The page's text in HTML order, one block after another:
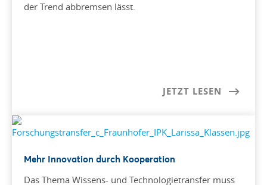
der Trend abbremsen lässt.
JETZT LESEN
Mehr Innovation durch Kooperation
Das Thema Wissens- und Technologietransfer muss